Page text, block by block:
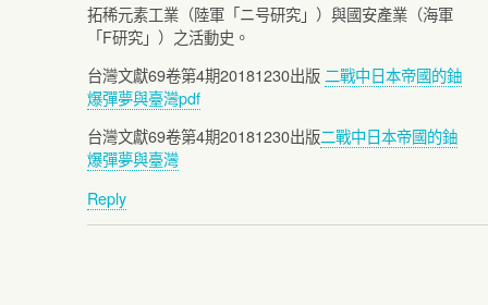
拓稀元素工業（陸軍「ニ号研究」）與國安產業（海軍
「F研究」）之活動史。
台灣文獻69卷第4期20181230出版 二戰中日本帝國的鈾
爆彈夢與臺灣pdf
台灣文獻69卷第4期20181230出版二戰中日本帝國的鈾
爆彈夢與臺灣
Reply